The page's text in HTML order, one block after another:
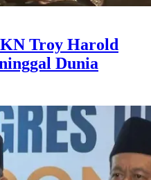
Troy Harold
Dunia